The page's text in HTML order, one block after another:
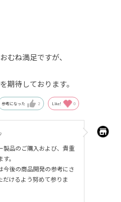
むね満足ですが、
期待しております。
参考になった 2 Like! 0
製品のご購入および、貴重
。
今後の商品開発の参考にさ
だけるよう努めて参りま